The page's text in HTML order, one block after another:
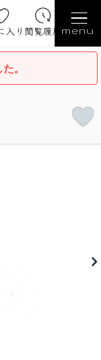
入り 閲覧履歴 menu
。